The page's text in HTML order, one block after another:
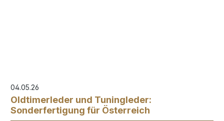
04.05.26
Oldtimerleder und Tuningleder:
Sonderfertigung für Österreich